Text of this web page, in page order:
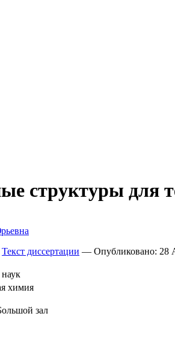
структуры для
Текст диссертации — Опубликовано: 28
химия
зал